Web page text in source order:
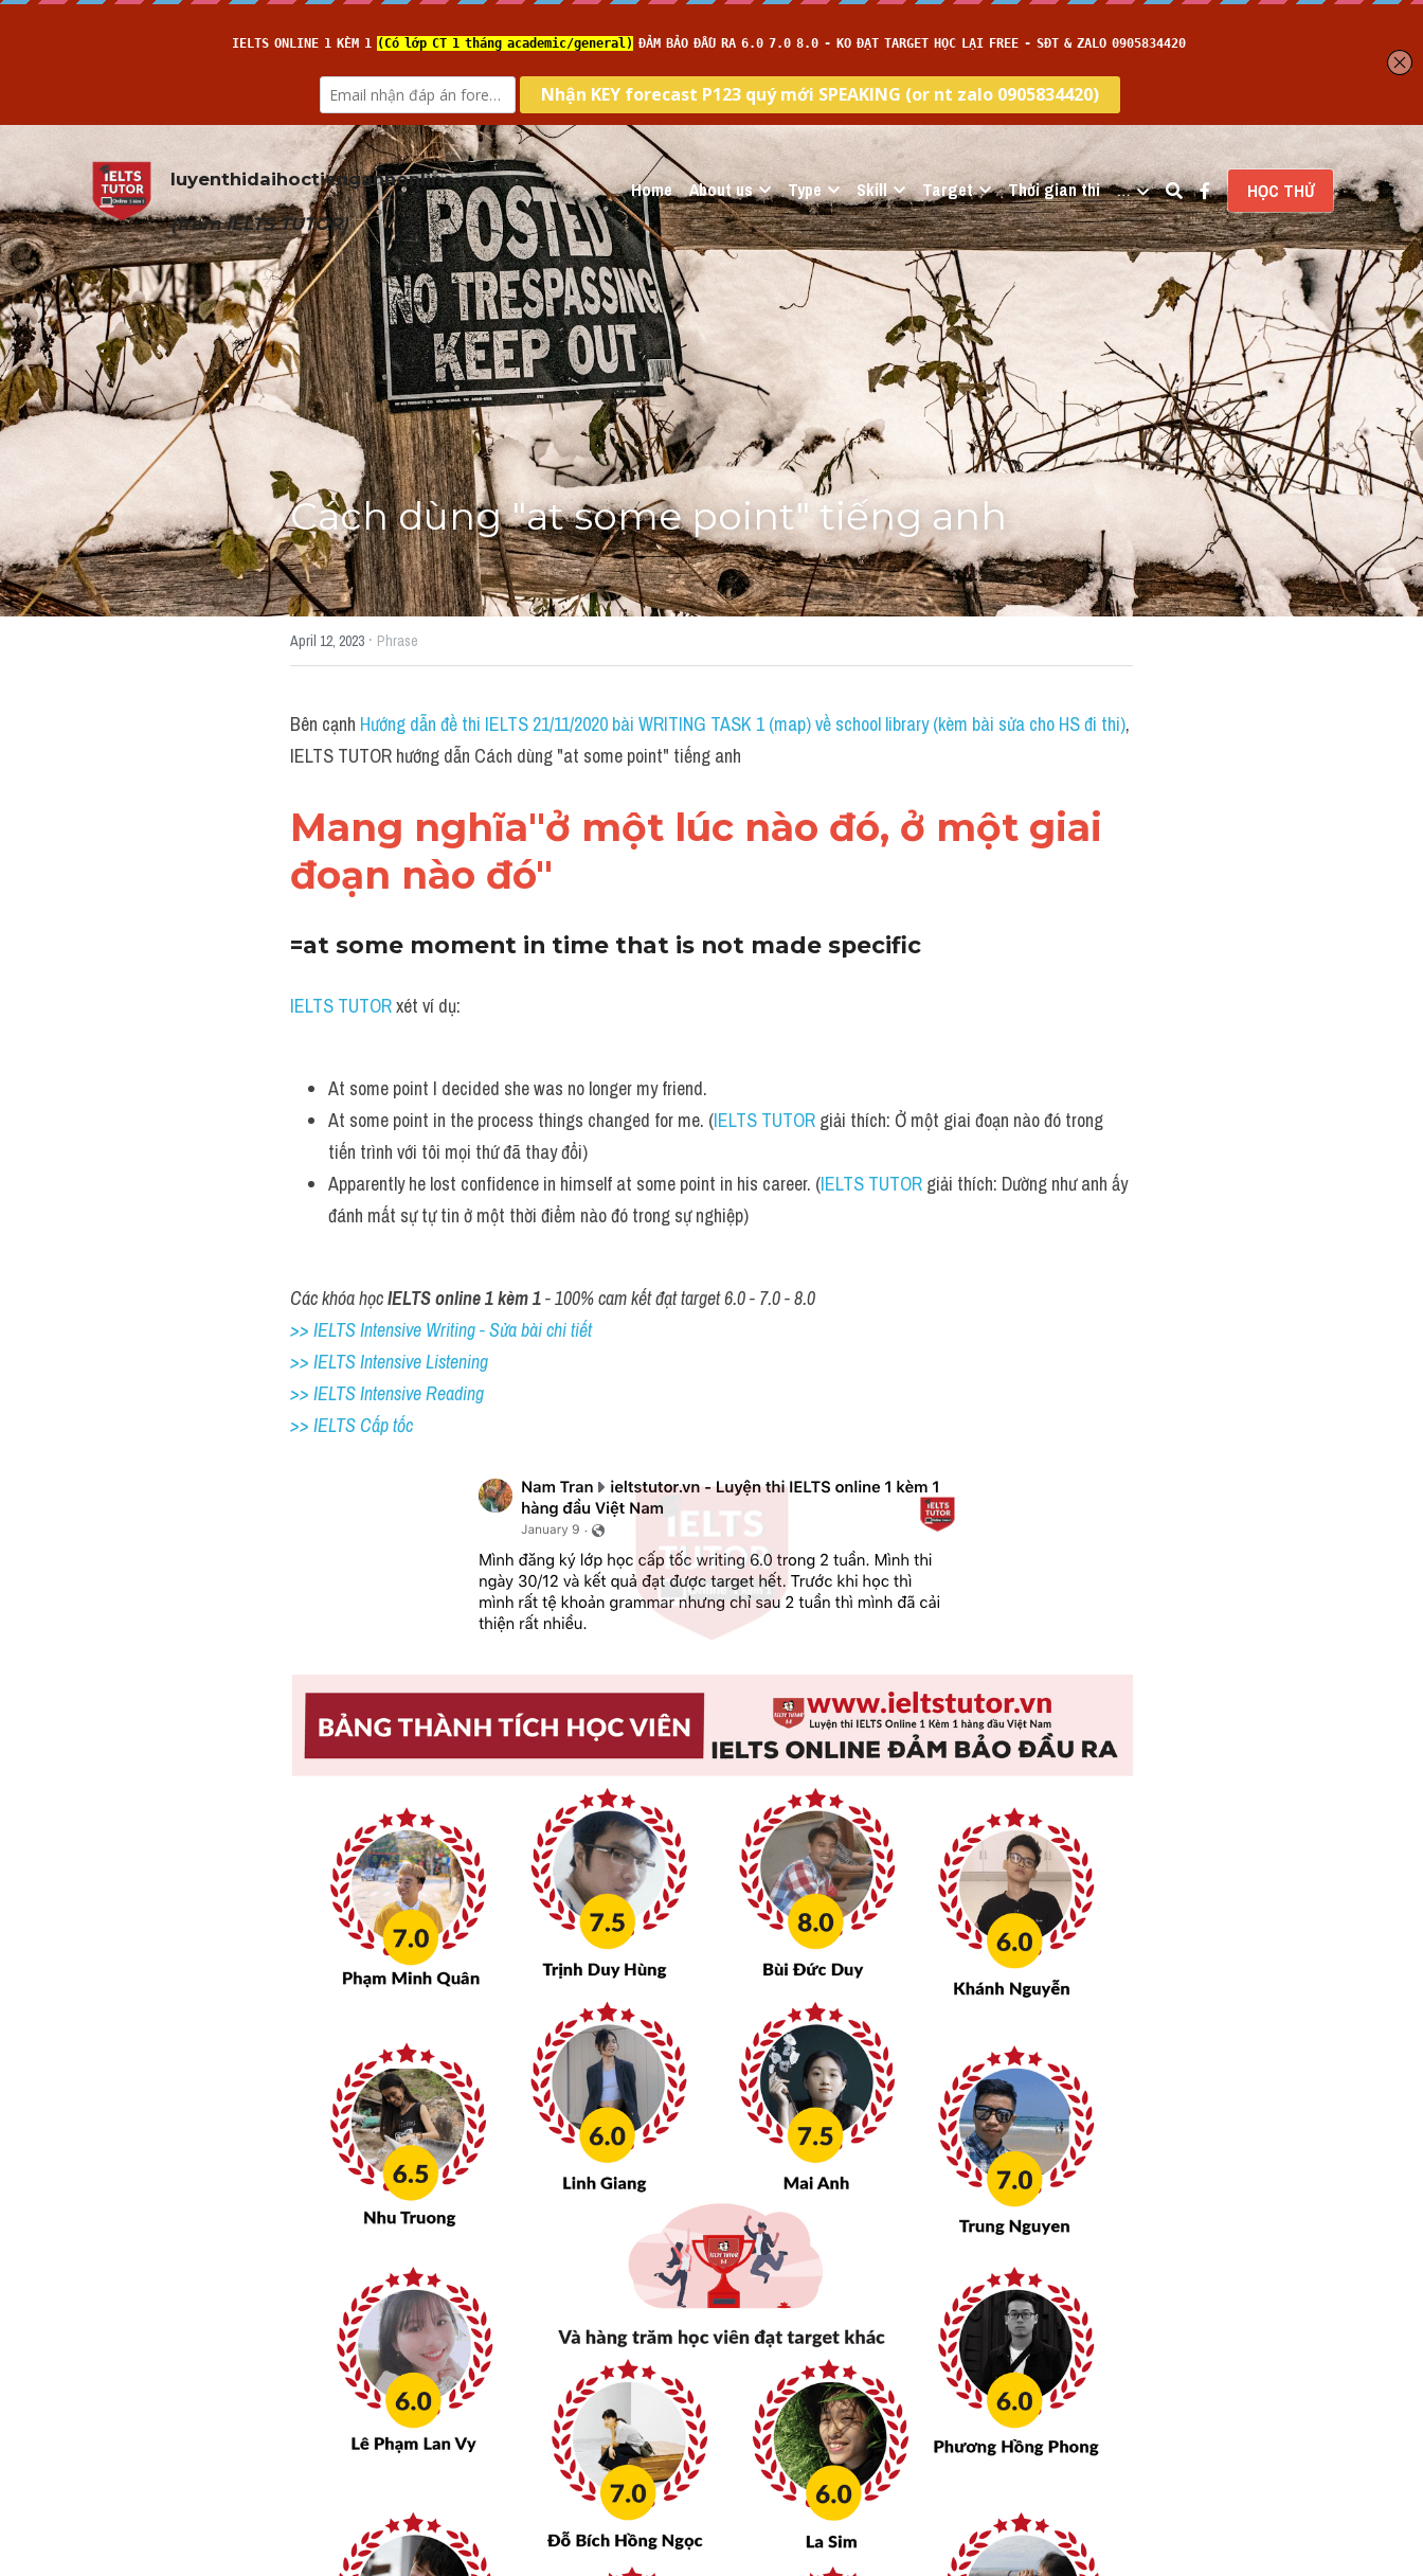
luyenthidaihoctienganhonline.com
(from IELTS TUTOR)
Home About us Type Skill Target Thời gian thi … HỌC THỬ
Cách dùng "at some point" tiếng anh
April 12, 2023 · Phrase
Bên cạnh Hướng dẫn đề thi IELTS 21/11/2020 bài WRITING TASK 1 (map) về school library (kèm bài sửa cho HS đi thi),
IELTS TUTOR hướng dẫn Cách dùng "at some point" tiếng anh
Mang nghĩa"ở một lúc nào đó, ở một giai
đoạn nào đó"
=at some moment in time that is not made specific
IELTS TUTOR xét ví dụ:
At some point I decided she was no longer my friend.
At some point in the process things changed for me. (IELTS TUTOR giải thích: Ở một giai đoạn nào đó trong
tiến trình với tôi mọi thứ đã thay đổi)
Apparently he lost confidence in himself at some point in his career. (IELTS TUTOR giải thích: Dường như anh ấy
đánh mất sự tự tin ở một thời điểm nào đó trong sự nghiệp)
Các khóa học IELTS online 1 kèm 1 - 100% cam kết đạt target 6.0 - 7.0 - 8.0
>> IELTS Intensive Writing - Sửa bài chi tiết
>> IELTS Intensive Listening
>> IELTS Intensive Reading
>> IELTS Cấp tốc